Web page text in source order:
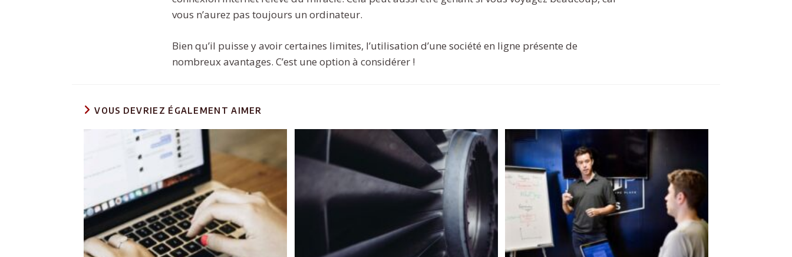
vous n’aurez pas toujours un ordinateur.
Bien qu’il puisse y avoir certaines limites, l’utilisation d’une société en ligne présente de
nombreux avantages. C’est une option à considérer !
VOUS DEVRIEZ ÉGALEMENT AIMER